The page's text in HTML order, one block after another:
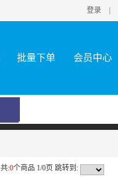
登录
批量下单 会员中心
共:0个商品 1/0页 跳转到: